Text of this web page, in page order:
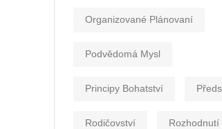
Organizované Plánovaní
Podvědomá Mysl
Principy Bohatství
Rodičovství Rozhodnutí